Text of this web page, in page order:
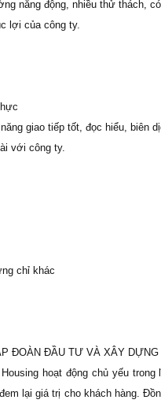
năng động, nhiều thử thách,
lợi của công ty.
giao tiếp tốt, đọc hiểu, biên
với công ty.
chỉ khác
ĐOÀN ĐẦU TƯ VÀ XÂY DỰNG
hoạt động chủ yếu
lại giá trị cho khách hàng.